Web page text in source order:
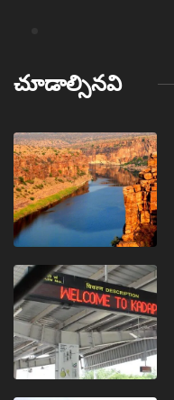
చూడాల్సినవి